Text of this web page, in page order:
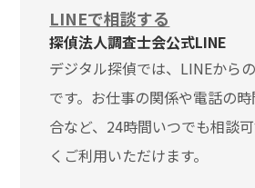
LINEで相談する
探偵法人調査士会公式LINE
デジタル探偵では、LINEから
です。お仕事の関係や電話の
合など、24時間いつでも相談
くご利用いただけます。